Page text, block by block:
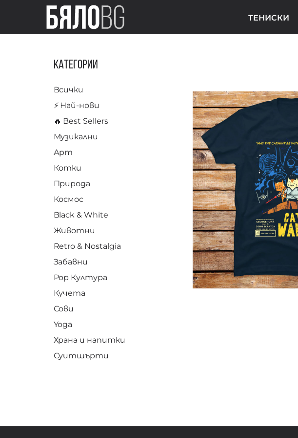
ТЕНИСКИ
Категории
Всички
⚡️ Най-нови
🔥 Best Sellers
Музикални
Арт
Котки
Природа
Космос
Black & White
Животни
Retro & Nostalgia
Забавни
Pop Култура
Кучета
Сови
Yoga
Храна и напитки
Суитшърти